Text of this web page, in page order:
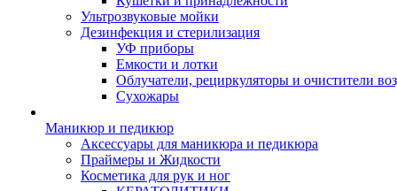
Ультрозвуковые мойки
Дезинфекция и стерилизация
УФ приборы
Емкости и лотки
Облучатели, рециркуляторы и очистители
Сухожары
Маникюр и педикюр
Аксессуары для маникюра и педикюра
Праймеры и Жидкости
Косметика для рук и ног